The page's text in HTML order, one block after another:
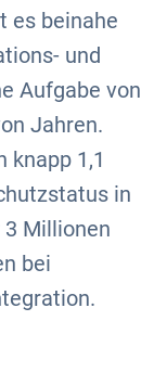
es beinahe
und
Aufgabe von
Jahren.
knapp 1,1
in
Millionen
bei